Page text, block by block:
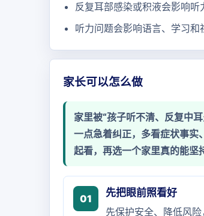
反复耳部感染或积液会影响听
听力问题会影响语言、学习和
家长可以怎么做
家里被“孩子听不清、反复中
一点急着纠正，多看症状事实
起看，再选一个家里真的能坚
01
先把眼前照看好
先保护安全、降低风